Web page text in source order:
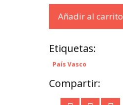
Añadir al carrito
Etiquetas:
País Vasco
Compartir: